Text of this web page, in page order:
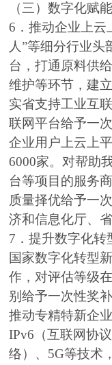
（三）数字化赋
6．推动企业上云
人”等细分行业
台，打通原料供
维护等环节，建
实省支持工业互
联网平台给予一
企业用户上云上
6000家。对帮助
台等项目的服务
质量择优给予一
济和信息化厅、
7．提升数字化转
国家数字化转型
作，对评估等级
别给予一次性奖
推动专精特新企
IPv6（互联网协
络）、5G等技术